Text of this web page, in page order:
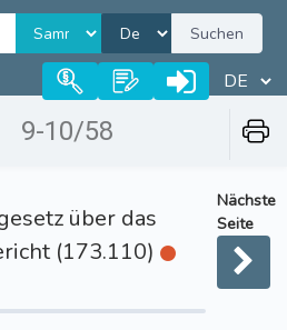
Suchen
9-10/58
über das
(173.110)
Nächste
Seite